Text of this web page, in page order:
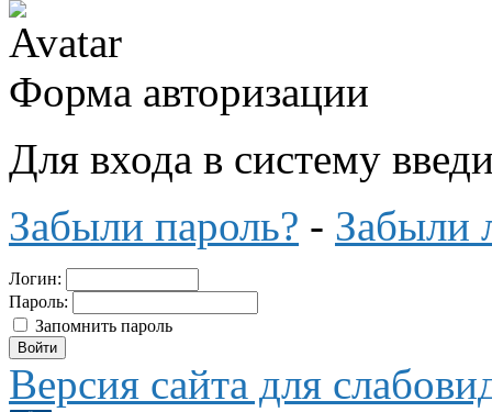
Форма авторизации
Для входа в систему
Забыли пароль? - Забыли
Логин:
Пароль:
Запомнить пароль
Версия сайта для